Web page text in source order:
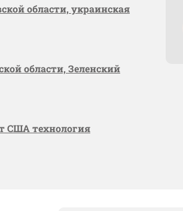
области, украинская
области, Зеленский
США технология